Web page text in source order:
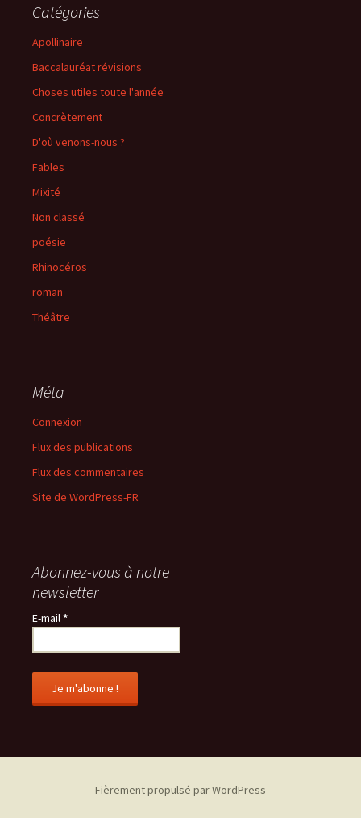
Catégories
Apollinaire
Baccalauréat révisions
Choses utiles toute l'année
Concrètement
D'où venons-nous ?
Fables
Mixité
Non classé
poésie
Rhinocéros
roman
Théâtre
Méta
Connexion
Flux des publications
Flux des commentaires
Site de WordPress-FR
Abonnez-vous à notre
newsletter
E-mail*
Fièrement propulsé par WordPress